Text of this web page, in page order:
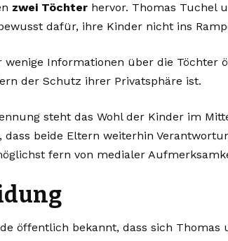
zwei Töchter hervor. Thomas Tuchel
dafür, ihre Kinder nicht ins
wenige Informationen über die Töchter
der Schutz ihrer Privatsphäre ist.
steht das Wohl der Kinder im
dass beide Eltern weiterhin
fern von medialer
öffentlich bekannt, dass sich Thomas